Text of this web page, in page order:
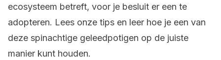
ecosysteem betreft, voor je besluit er een te
adopteren. Lees onze tips en leer hoe je een van
deze spinachtige geleedpotigen op de juiste
manier kunt houden.